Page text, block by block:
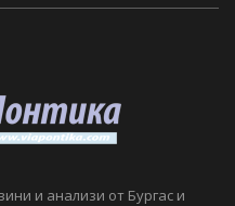
и анализи от Бургас и